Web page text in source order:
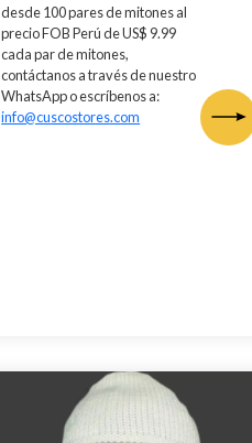
desde 100 pares de mitones al
precio FOB Perú de US$ 9.99
cada par de mitones,
contáctanos a través de nuestro
WhatsApp o escríbenos a:
info@cuscostores.com